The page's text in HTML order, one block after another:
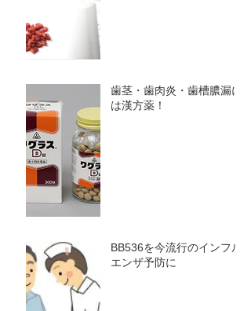
歯茎・歯肉炎・歯槽膿漏に
は漢方薬！
BB536を今流行のインフル
エンザ予防に